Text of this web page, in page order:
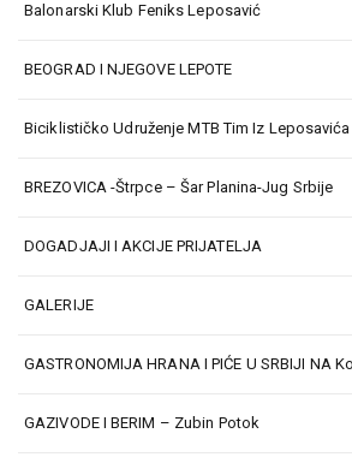
Balonarski Klub Feniks Leposavić
BEOGRAD I NJEGOVE LEPOTE
Biciklističko Udruženje MTB Tim Iz Leposavića
BREZOVICA -Štrpce – Šar Planina-Jug Srbije
DOGADJAJI I AKCIJE PRIJATELJA
GALERIJE
GASTRONOMIJA HRANA I PIĆE U SRBIJI NA
GAZIVODE I BERIM – Zubin Potok